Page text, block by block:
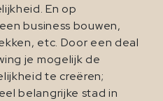
En op
business bouwen,
etc. Door een deal
je mogelijk de
te creëren;
belangrijke stad in